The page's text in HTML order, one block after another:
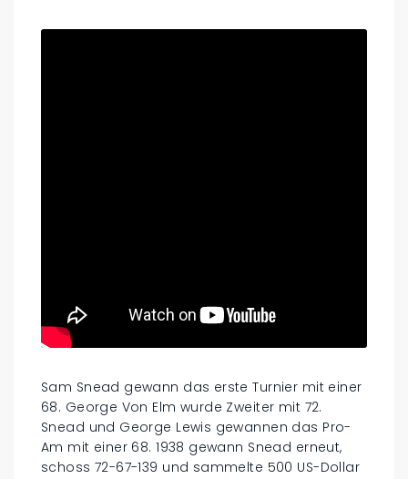
Sam Snead gewann das erste Turnier mit einer
68. George Von Elm wurde Zweiter mit 72.
Snead und George Lewis gewannen das Pro-
Am mit einer 68. 1938 gewann Snead erneut,
schoss 72-67-139 und sammelte 500 US-Dollar